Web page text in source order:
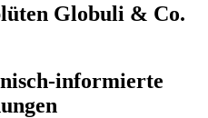
Globuli & Co.
informierte